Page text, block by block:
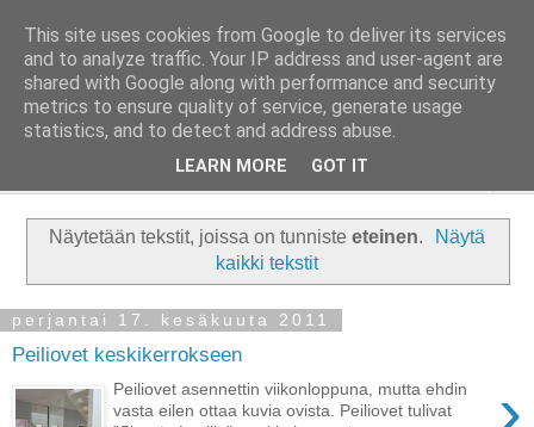
Taloja ja Toiveita
[ Sisustaa ] [ Remontoi ] [ Tuunaa ] [ Haaveilee ] [ Reissaa ]
Näytetään tekstit, joissa on tunniste eteinen.
Näytä
kaikki tekstit
perjantai 17. kesäkuuta 2011
Peiliovet keskikerrokseen
Peiliovet asennettin viikonloppuna, mutta ehdin
vasta eilen ottaa kuvia ovista. Peiliovet tulivat
This site uses cookies from Google to deliver its services
and to analyze traffic. Your IP address and user-agent are
shared with Google along with performance and security
metrics to ensure quality of service, generate usage
statistics, and to detect and address abuse.
LEARN MORE GOT IT